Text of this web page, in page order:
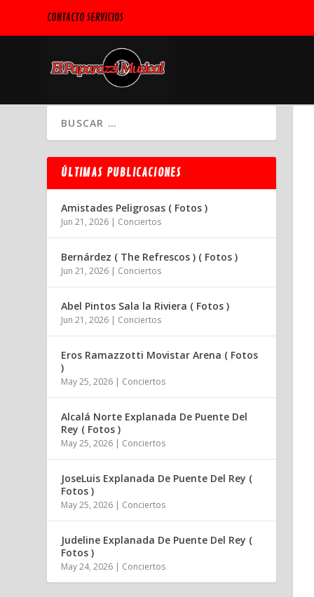
CONTACTO SERVICIOS
ÚLTIMAS PUBLICACIONES
Amistades Peligrosas ( Fotos )
Jun 21, 2026 | Conciertos
Bernárdez ( The Refrescos ) ( Fotos )
Jun 21, 2026 | Conciertos
Abel Pintos Sala la Riviera ( Fotos )
Jun 21, 2026 | Conciertos
Eros Ramazzotti Movistar Arena ( Fotos
)
May 25, 2026 | Conciertos
Alcalá Norte Explanada De Puente Del
Rey ( Fotos )
May 25, 2026 | Conciertos
JoseLuis Explanada De Puente Del Rey (
Fotos )
May 25, 2026 | Conciertos
Judeline Explanada De Puente Del Rey (
Fotos )
May 24, 2026 | Conciertos